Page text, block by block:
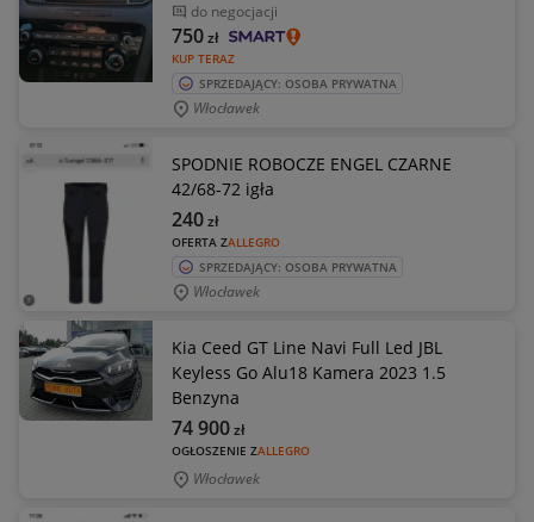
do negocjacji
KUP TERAZ
750zł
SPRZEDAJĄCY: OSOBA PRYWATNA
Włocławek
SPODNIE ROBOCZE ENGEL CZARNE
42/68-72 igła
OFERTA ZALLEGRO
240zł
SPRZEDAJĄCY: OSOBA PRYWATNA
Włocławek
Kia Ceed GT Line Navi Full Led JBL
Keyless Go Alu18 Kamera 2023 1.5
Benzyna
OGŁOSZENIE ZALLEGRO
74 900zł
Włocławek